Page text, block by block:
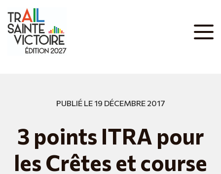
PUBLIÉ LE 19 DÉCEMBRE 2017
3 points ITRA pour
les Crêtes et course